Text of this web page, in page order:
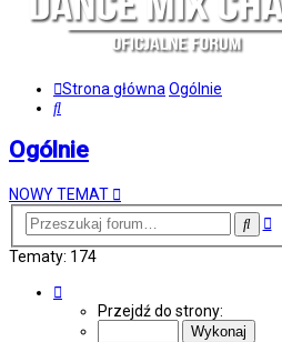
Strona główna Ogólnie
Szukaj
Ogólnie
NOWY TEMAT
Tematy: 174
Przejdź do strony: